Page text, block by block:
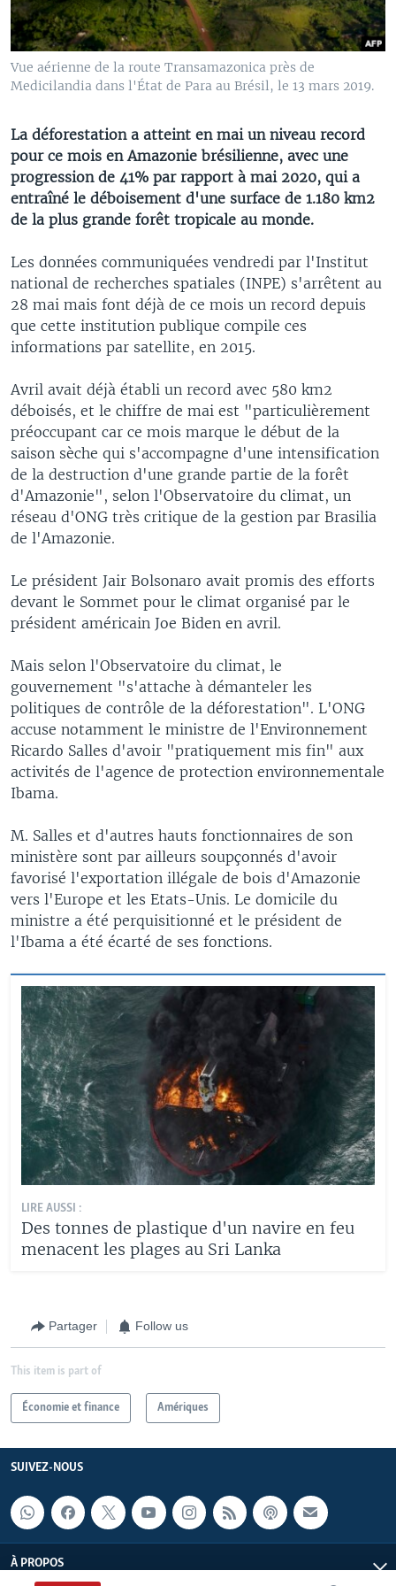
Vue aérienne de la route Transamazonica près de
Medicilandia dans l'État de Para au Brésil, le 13 mars 2019.
La déforestation a atteint en mai un niveau record
pour ce mois en Amazonie brésilienne, avec une
progression de 41% par rapport à mai 2020, qui a
entraîné le déboisement d'une surface de 1.180 km2
de la plus grande forêt tropicale au monde.
Les données communiquées vendredi par l'Institut
national de recherches spatiales (INPE) s'arrêtent au
28 mai mais font déjà de ce mois un record depuis
que cette institution publique compile ces
informations par satellite, en 2015.
Avril avait déjà établi un record avec 580 km2
déboisés, et le chiffre de mai est "particulièrement
préoccupant car ce mois marque le début de la
saison sèche qui s'accompagne d'une intensification
de la destruction d'une grande partie de la forêt
d'Amazonie", selon l'Observatoire du climat, un
réseau d'ONG très critique de la gestion par Brasilia
de l'Amazonie.
Le président Jair Bolsonaro avait promis des efforts
devant le Sommet pour le climat organisé par le
président américain Joe Biden en avril.
Mais selon l'Observatoire du climat, le
gouvernement "s'attache à démanteler les
politiques de contrôle de la déforestation". L'ONG
accuse notamment le ministre de l'Environnement
Ricardo Salles d'avoir "pratiquement mis fin" aux
activités de l'agence de protection environnementale
Ibama.
M. Salles et d'autres hauts fonctionnaires de son
ministère sont par ailleurs soupçonnés d'avoir
favorisé l'exportation illégale de bois d'Amazonie
vers l'Europe et les Etats-Unis. Le domicile du
ministre a été perquisitionné et le président de
l'Ibama a été écarté de ses fonctions.
LIRE AUSSI :
Des tonnes de plastique d'un navire en feu
menacent les plages au Sri Lanka
Partager Follow us
This item is part of
Économie et finance Amériques
SUIVEZ-NOUS
À PROPOS